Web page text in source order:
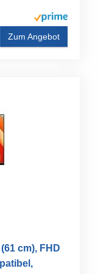
Zum Angebot
cm), FHD